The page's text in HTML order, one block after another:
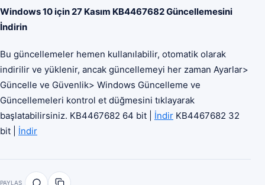
Windows 10 için 27 Kasım KB4467682 Güncellemesini
İndirin
Bu güncellemeler hemen kullanılabilir, otomatik olarak
indirilir ve yüklenir, ancak güncellemeyi her zaman Ayarlar>
Güncelle ve Güvenlik> Windows Güncelleme ve
Güncellemeleri kontrol et düğmesini tıklayarak
başlatabilirsiniz. KB4467682 64 bit | İndir KB4467682 32
bit | İndir
PAYLAŞ